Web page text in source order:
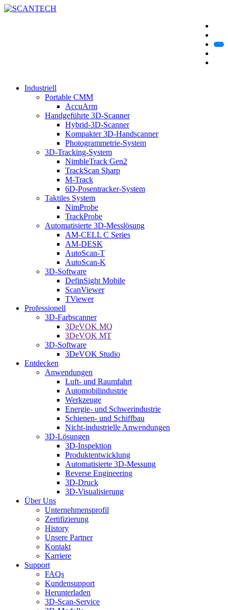
Industriell
Portable CMM
AccuArm
Handgeführte 3D-Scanner
Hybrid-3D-Scanner
Kompakter 3D-Handscanner
Photogrammetrie-System
3D-Tracking-System
NimbleTrack Gen2
TrackScan Sharp
M-Track
6D-Posentracker-System
Taktiles System
NimProbe
TrackProbe
Automatisierte 3D-Messlösung
AM-CELL C Series
AM-DESK
AutoScan-T
AutoScan-K
3D-Software
DefinSight Mobile
ScanViewer
TViewer
Professionell
3D-Farbscanner
3DeVOK MQ
3DeVOK MT
3D-Software
3DeVOK Studio
Entdecken
Anwendungen
Luft- und Raumfahrt
Automobilindustrie
Werkzeuge
Energie- und Schwerindustrie
Schienen- und Schiffbau
Nicht-industrielle Anwendungen
3D-Lösungen
3D-Inspektion
Produktentwicklung
Automatisierte 3D-Messung
Reverse Engineering
3D-Druck
3D-Visualisierung
Über Uns
Unternehmensprofil
Zertifizierung
History
Unsere Partner
Kontakt
Karriere
Support
FAQs
Kundensupport
Herunterladen
3D-Scan-Service